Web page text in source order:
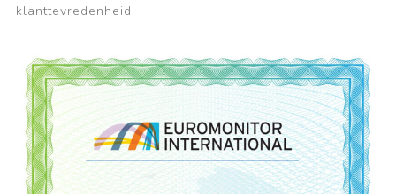
klanttevredenheid.